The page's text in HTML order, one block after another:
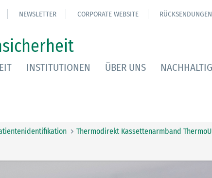
NEWSLETTER CORPORATE WEBSITE RÜCKSENDUNGEN
INSTITUTIONEN ÜBER UNS
Thermodirekt Kassettenarmband